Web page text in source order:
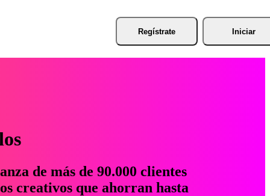
Regístrate Iniciar
de más de 90.000 clientes
creativos que ahorran hasta